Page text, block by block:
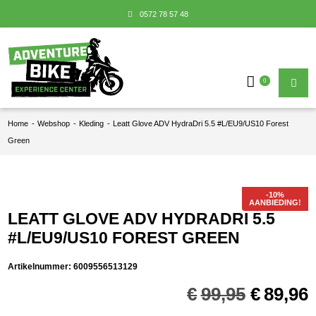
0572 78 57 48
0
Home - Webshop - Kleding - Leatt Glove ADV HydraDri 5.5 #L/EU9/US10 Forest
Green
AANBIEDING!
LEATT GLOVE ADV HYDRADRI 5.5
#L/EU9/US10 FOREST GREEN
Artikelnummer:6009556513129
€99,95
prijs
€89,96